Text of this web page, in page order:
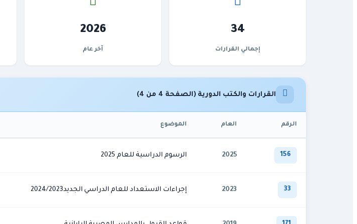
34
إجمالي القرارات
2026
آخر عام
القرارات والكتب الدورية (الصفحة 4 من 4)
الرقم العام الموضوع
156
2025 الرسوم الدراسية للعام 2025
33
2023 إجراءات الاستعداد للعام الدراسي الجديد2024/2023